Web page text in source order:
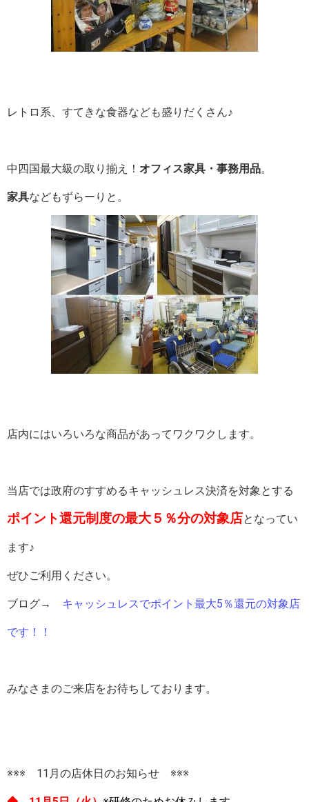
レトロ系、すてきな食器なども盛りだくさん♪
中四国最大級の取り揃え！ オフィス家具・事務用品。
家具などもずらーりと。
店内にはいろいろな商品があってワクワクします。
当店では政府のすすめるキャッシュレス決済を対象とする
ポイント還元制度の最大５％分の対象店となってい
ます♪
ぜひご利用ください。
ブログ→ キャッシュレスでポイント最大5％還元の対象店
です！！
みなさまのご来店をお待ちしております。
※※※ 11月の店休日のお知らせ ※※※